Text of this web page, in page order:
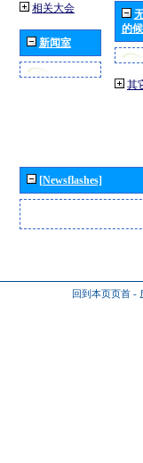
相关大会
新闻室
的
其
[Newsflashes]
回到本页页首 -